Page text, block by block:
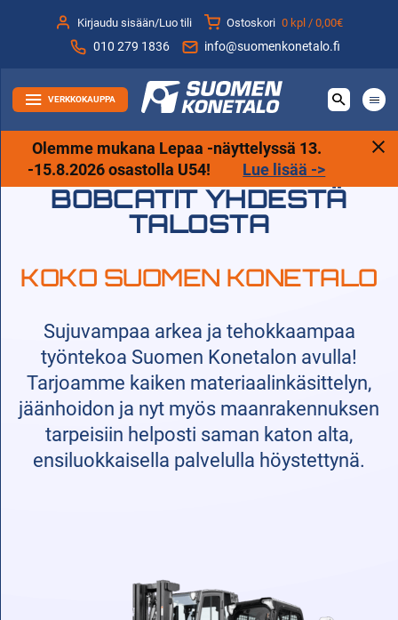
sisältöön
Kirjaudu sisään/Luo tili Ostoskori 0 kpl /0,00€
010 279 1836 info@suomenkonetalo.fi
VERKKOKAUPPA
Olemme mukana Lepaa -näyttelyssä 13.
-15.8.2026 osastolla U54! Lue lisää ->
BOBCATIT YHDESTÄ
TALOSTA
KOKO SUOMEN KONETALO
Sujuvampaa arkea ja tehokkaampaa
työntekoa Suomen Konetalon avulla!
Tarjoamme kaiken materiaalinkäsittelyn,
jäänhoidon ja nyt myös maanrakennuksen
tarpeisiin helposti saman katon alta,
ensiluokkaisella palvelulla höystettynä.